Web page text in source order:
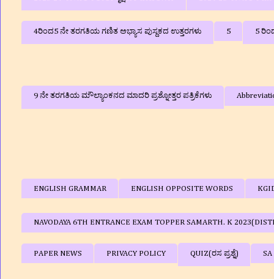
4ರಿಂದ5 ನೇ ತರಗತಿಯ ಗಣಿತ ಅಭ್ಯಾಸ ಪುಸ್ದಕದ ಉತ್ತರಗಳು 5 5
9 ನೇ ತರಗತಿಯ ಮೌಲ್ಯಾಂಕನದ ಮಾದರಿ ಪ್ರಶ್ನೋತ್ತರ ಪತ್ರಿಕೆಗಳು
ENGLISH GRAMMAR ENGLISH OPPOSITE WORDS
NAVODAYA 6TH ENTRANCE EXAM TOPPER SAMARTH. K
PAPER NEWS PRIVACY POLICY QUIZ(ರಸ ಪ್ರಶ್ನೆ)